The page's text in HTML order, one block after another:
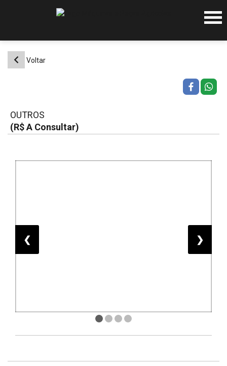
para
conteúdoVoltar
OUTROS
(R$ A Consultar)
❮ ❯